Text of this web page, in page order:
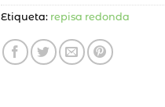
Etiqueta: repisa redonda